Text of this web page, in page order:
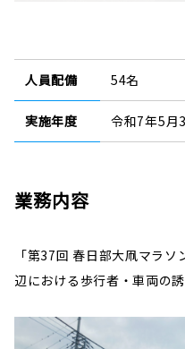
人員配備 54名
実施年度 令和7年5月
業務内容
「第37回 春日部大凧マラ
辺における歩行者・車両の